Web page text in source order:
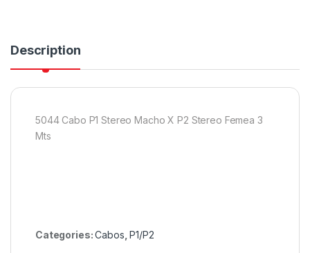
Description
5044 Cabo P1 Stereo Macho X P2 Stereo Femea 3
Mts
Categories:Cabos ,P1/P2